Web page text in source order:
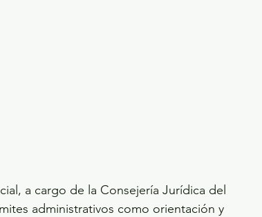
a cargo de la Consejería Jurídica del
administrativos como orientación y